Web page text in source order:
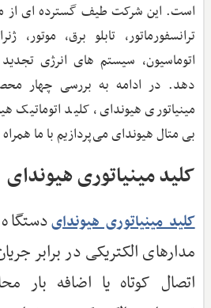
است. این شرکت طیف گسترده ای از
ترانسفورماتور، تابلو برق، موتور،
اتوماسیون، سیستم های انرژی
دهد. در ادامه به بررسی چهار
مینیاتوری هیوندای، کلید اتوماتیک
بی متال هیوندای می‌پردازیم با ما
کلید مینیاتوری هیوندای
کلید مینیاتوری هیوندای
مدارهای الکتریکی در برابر
اتصال کوتاه یا اضافه بار